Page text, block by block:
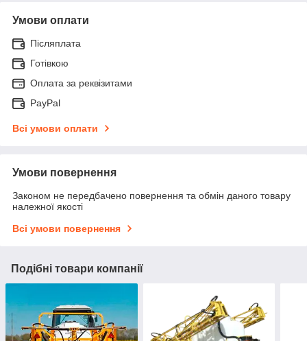
Умови оплати
Післяплата
Готівкою
Оплата за реквізитами
PayPal
Всі умови оплати
Умови повернення
Законом не передбачено повернення та обмін даного товару
належної якості
Всі умови повернення
Подібні товари компанії